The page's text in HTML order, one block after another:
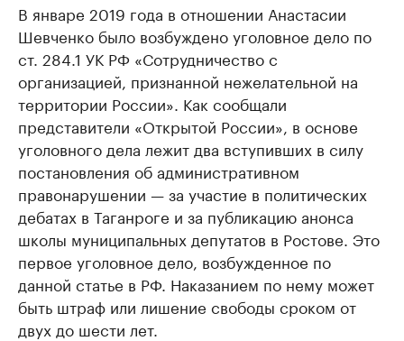
В январе 2019 года в отношении Анастасии
Шевченко было возбуждено уголовное дело по
ст. 284.1 УК РФ «Сотрудничество с
организацией, признанной нежелательной на
территории России». Как сообщали
представители «Открытой России», в основе
уголовного дела лежит два вступивших в силу
постановления об административном
правонарушении — за участие в политических
дебатах в Таганроге и за публикацию анонса
школы муниципальных депутатов в Ростове. Это
первое уголовное дело, возбужденное по
данной статье в РФ. Наказанием по нему может
быть штраф или лишение свободы сроком от
двух до шести лет.